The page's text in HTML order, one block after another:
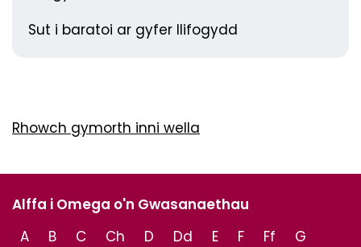
Sut i baratoi ar gyfer llifogydd
Rhowch gymorth inni wella
Alffa i Omega o'n Gwasanaethau
A
B C Ch D Dd E F Ff
G